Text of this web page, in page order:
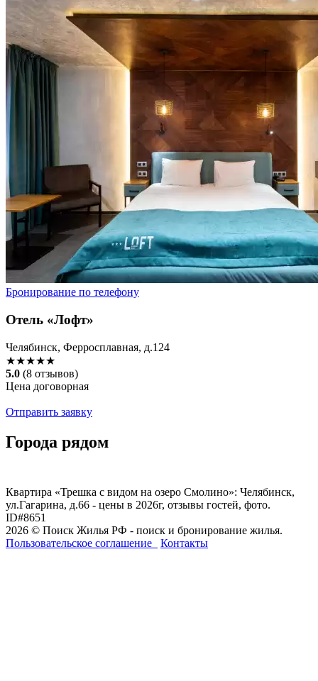
Бронирование по телефону
Отель «Лофт»
Челябинск, Ферросплавная, д.124
★★★★★
5.0 (8 отзывов)
Цена договорная
Отправить заявку
Города рядом
Квартира «Трешка с видом на озеро Смолино»: Челябинск,
ул.Гагарина, д.66 - цены в 2026г, отзывы гостей, фото.
ID#8651
2026 © Поиск Жилья РФ - поиск и бронирование жилья.
Пользовательское соглашение
Контакты